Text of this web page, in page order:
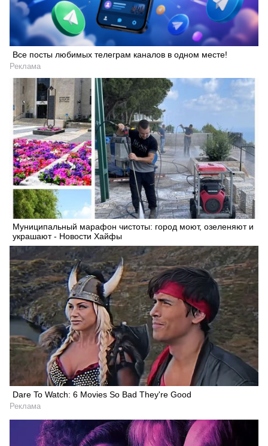
Все посты любимых телеграм каналов в одном месте!
Реклама
Муниципальный марафон чистоты: город моют, озеленяют и
украшают - Новости Хайфы
Dare To Watch: 6 Movies So Bad They're Good
Реклама